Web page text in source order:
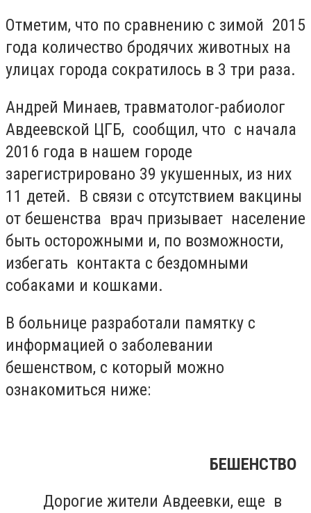
Отметим, что по сравнению с зимой 2015
года количество бродячих животных на
улицах города сократилось в 3 три раза.
Андрей Минаев, травматолог-рабиолог
Авдеевской ЦГБ, сообщил, что с начала
2016 года в нашем городе
зарегистрировано 39 укушенных, из них
11 детей. В связи с отсутствием вакцины
от бешенства врач призывает население
быть осторожными и, по возможности,
избегать контакта с бездомными
собаками и кошками.
В больнице разработали памятку с
информацией о заболевании
бешенством, с который можно
ознакомиться ниже:
БЕШЕНСТВО
Дорогие жители Авдеевки, еще в